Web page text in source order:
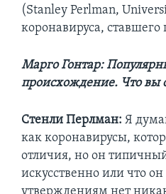
(Stanley Perlman,
коронавируса,
Марго Гонтар:
происхождение. Что вы
Стенли Перлман: Я
как коронавирусы,
отличия, но он
искусственно или что